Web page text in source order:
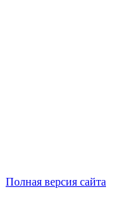
Полная версия сайта